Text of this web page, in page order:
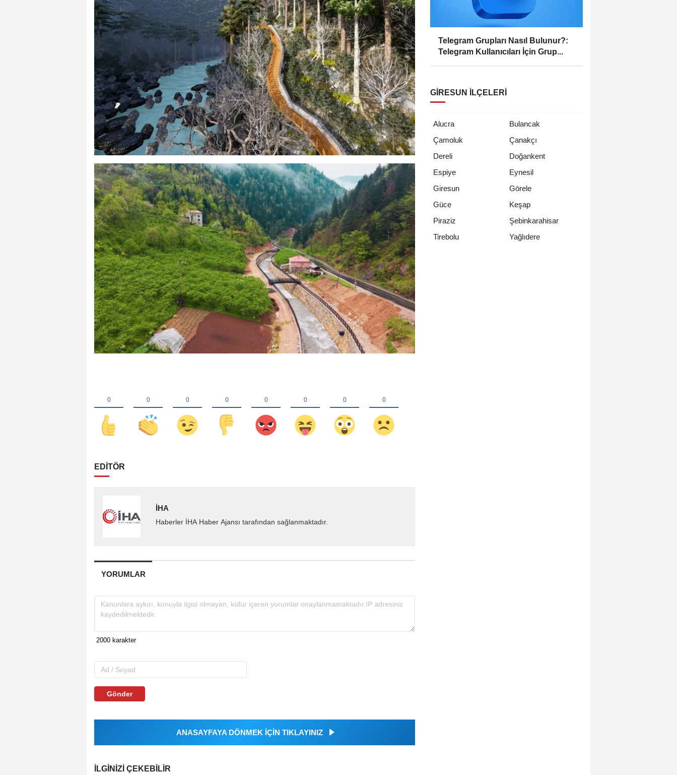
EDİTÖR
İHA
Haberler İHA Haber Ajansı tarafından sağlanmaktadır.
YORUMLAR
Gönder
ANASAYFAYA DÖNMEK İÇİN TIKLAYINIZ
İLGINIZI ÇEKEBILIR
Telegram Grupları Nasıl Bulunur?:
Telegram Kullanıcıları İçin Grup...
GIRESUN İLÇELERI
Alucra
Bulancak
Çamoluk
Çanakçı
Dereli
Doğankent
Espiye
Eynesil
Giresun
Görele
Güce
Keşap
Piraziz
Şebinkarahisar
Tirebolu
Yağlıdere